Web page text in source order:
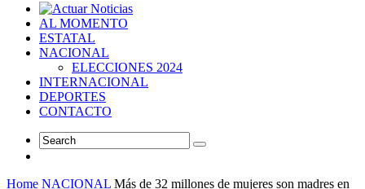
AL MOMENTO
ESTATAL
NACIONAL
ELECCIONES 2024
INTERNACIONAL
DEPORTES
CONTACTO
Home NACIONAL Más de 32 millones de mujeres son madres en